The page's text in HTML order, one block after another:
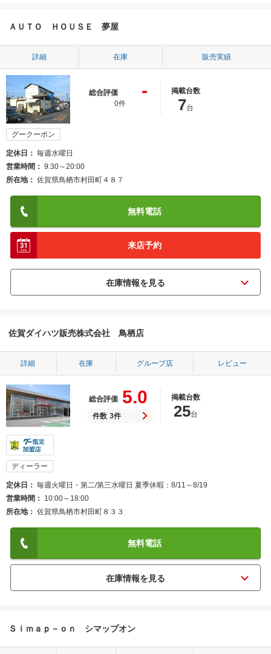
ＡＵＴＯ ＨＯＵＳＥ 夢屋
詳細 在庫 販売実績
総合評価 -
0件
掲載台数
7台
グークーポン
定休日
毎週水曜日
営業時間
9:30～20:00
所在地
佐賀県鳥栖市村田町４８７
無料電話
来店予約
佐賀ダイハツ販売株式会社 鳥栖店
詳細 在庫 グループ店 レビュー
総合評価 5.0
件数 3件
掲載台数
25台
ディーラー
定休日
毎週火曜日・第二/第三水曜日 夏季休暇：8/11～8/19
営業時間
10:00～18:00
所在地
佐賀県鳥栖市村田町８３３
無料電話
Ｓｉｍａｐ－ｏｎ シマップオン